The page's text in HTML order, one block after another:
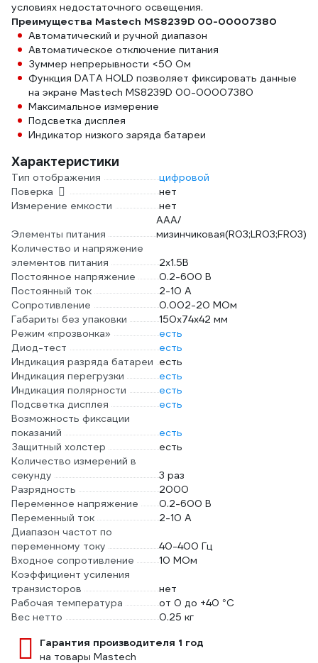
условиях недостаточного освещения.
Преимущества Mastech MS8239D 00-00007380
Автоматический и ручной диапазон
Автоматическое отключение питания
Зуммер непрерывности <50 Ом
Функция DATA HOLD позволяет фиксировать данные
на экране Mastech MS8239D 00-00007380
Максимальное измерение
Подсветка дисплея
Индикатор низкого заряда батареи
Характеристики
Тип отображения
цифровой
Поверка
нет
Измерение емкости
нет
Элементы питания
AAA/
мизинчиковая(R03;LR03;FR03)
Количество и напряжение
элементов питания
2х1.5B
Постоянное напряжение
0.2-600 В
Постоянный ток
2-10 А
Сопротивление
0.002-20 МОм
Габариты без упаковки
150х74х42 мм
Режим «прозвонка»
есть
Диод-тест
есть
Индикация разряда батареи есть
Индикация перегрузки
есть
Индикация полярности
есть
Подсветка дисплея
есть
Возможность фиксации
показаний
есть
Защитный холстер
есть
Количество измерений в
секунду
3 раз
Разрядность
2000
Переменное напряжение
0.2-600 В
Переменный ток
2-10 А
Диапазон частот по
переменному току
40-400 Гц
Входное сопротивление
10 МОм
Коэффициент усиления
транзисторов
нет
Рабочая температура
от 0 до +40 °С
Вес нетто
0.25 кг
Гарантия производителя 1 год
на товары Mastech